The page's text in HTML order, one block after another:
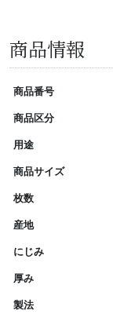
商品情報
商品番号
商品区分
用途
商品サイズ
枚数
産地
にじみ
厚み
製法